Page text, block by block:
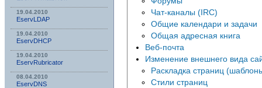
19.04.2010
EservLDAP
19.04.2010
EservDHCP
19.04.2010
EservRubricator
08.04.2010
EservDNS
Чат-каналы (IRC)
Общие календари и задачи
Общая адресная книга
Веб-почта
Изменение внешнего вида
Раскладка страниц
Стили страниц